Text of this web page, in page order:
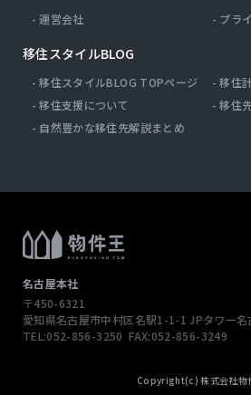
079-563-0705
運営会社 プラ
移住スタイルBLOG
移住スタイルBLOG TOPページ
移住
移住支援について
移住
自然豊かな移住先解説まとめ
名古屋本社
〒450-6321
愛知県名古屋市中村区名駅1-1-1JPタワー
TEL:052-856-3250FAX:052-856-3249
Copyright(c) 株式会社物